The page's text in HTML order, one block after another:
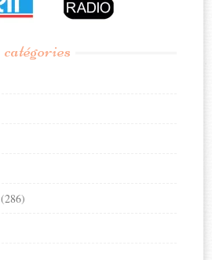
catégories
(286)